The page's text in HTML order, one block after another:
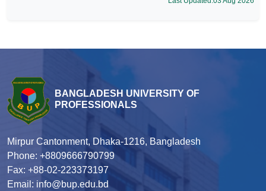
BANGLADESH UNIVERSITY OF
PROFESSIONALS
Mirpur Cantonment, Dhaka-1216, Bangladesh
Phone: +8809666790799
Fax: +88-02-223373197
Email: info@bup.edu.bd